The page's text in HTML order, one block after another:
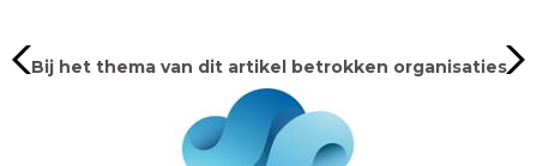
Bij het thema van dit artikel betrokken organisaties